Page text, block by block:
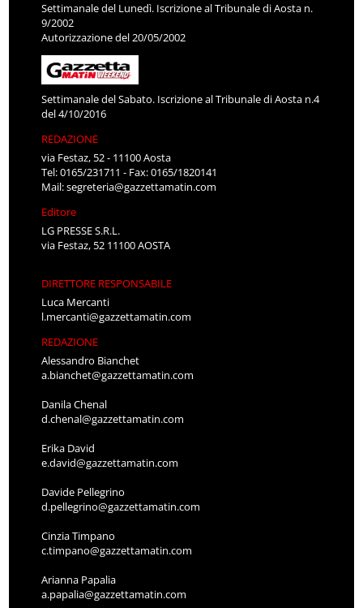
Settimanale del Lunedì. Iscrizione al Tribunale di Aosta n.
9/2002
Autorizzazione del 20/05/2002
Settimanale del Sabato. Iscrizione al Tribunale di Aosta n.4
del 4/10/2016
REDAZIONE
via Festaz, 52 - 11100 Aosta
Tel: 0165/231711 - Fax: 0165/1820141
Mail:segreteria@gazzettamatin.com
Editore
LG PRESSE S.R.L.
via Festaz, 52 11100 AOSTA
DIRETTORE RESPONSABILE
Luca Mercanti
l.mercanti@gazzettamatin.com
REDAZIONE
Alessandro Bianchet
a.bianchet@gazzettamatin.com
Danila Chenal
d.chenal@gazzettamatin.com
Erika David
e.david@gazzettamatin.com
Davide Pellegrino
d.pellegrino@gazzettamatin.com
Cinzia Timpano
c.timpano@gazzettamatin.com
Arianna Papalia
a.papalia@gazzettamatin.com